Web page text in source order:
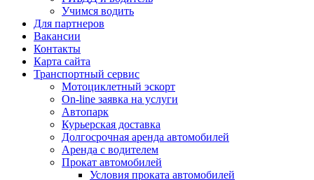
Учимся водить
Для партнеров
Вакансии
Контакты
Карта сайта
Транспортный сервис
Мотоциклетный эскорт
On-line заявка на услуги
Автопарк
Курьерская доставка
Долгосрочная аренда автомобилей
Аренда с водителем
Прокат автомобилей
Условия проката автомобилей